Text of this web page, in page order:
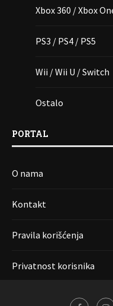
Xbox 360 / Xbox
PS3 / PS4 / PS5
Wii / Wii U / Switch
Ostalo
PORTAL
O nama
Kontakt
Pravila korišćenja
Privatnost korisnika